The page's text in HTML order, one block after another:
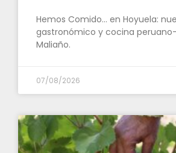
Hemos Comido… en Hoyuela:
gastronómico y cocina
Maliaño.
07/08/2026